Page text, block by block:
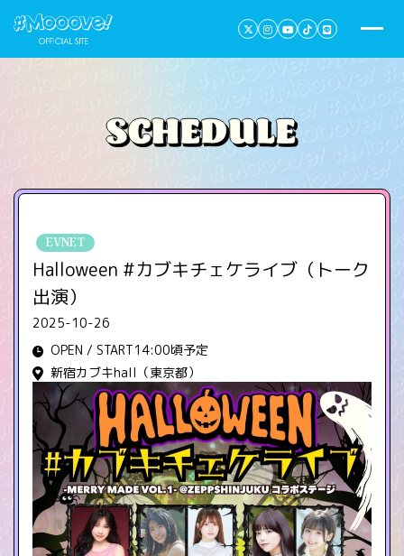
EVNET
Halloween #カブキチェケライブ（トーク
出演）
2025-10-26
OPEN / START14:00頃予定
新宿カブキhall（東京都）